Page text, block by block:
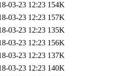
03-23 12:23 154K
03-23 12:23 157K
03-23 12:23 135K
03-23 12:23 156K
03-23 12:23 137K
03-23 12:23 140K